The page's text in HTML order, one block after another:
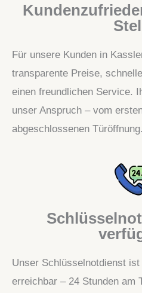
Für unsere Kunden in
transparente Preise,
einen freundlichen Service.
unser Anspruch – vom
abgeschlossenen Türöffnung.
Unser Schlüsselnotdienst
erreichbar – 24 Stunden am